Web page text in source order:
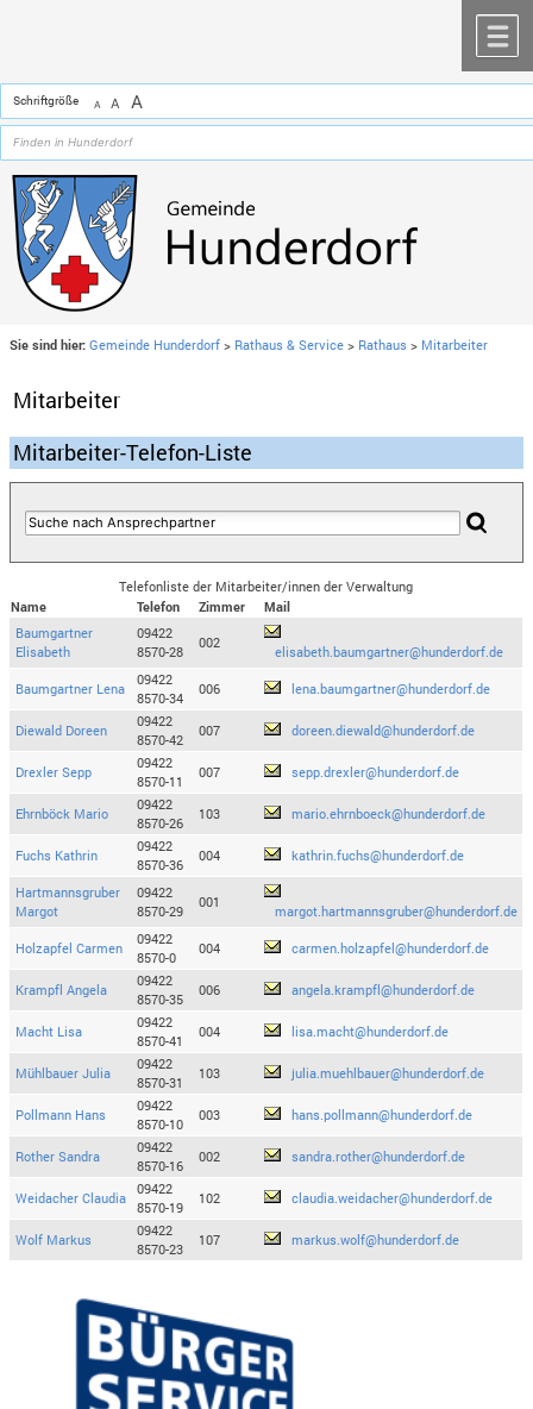
Schriftgröße A A A
Sie sind hier: Gemeinde Hunderdorf > Rathaus & Service > Rathaus > Mitarbeiter
Mitarbeiter
Mitarbeiter-Telefon-Liste
Telefonliste der Mitarbeiter/innen der Verwaltung
Name
Telefon Zimmer
Mail
Baumgartner
Elisabeth
09422
8570-28
002
elisabeth.baumgartner@hunderdorf.de
Baumgartner Lena
09422
8570-34
006 lena.baumgartner@hunderdorf.de
Diewald Doreen
09422
8570-42
007 doreen.diewald@hunderdorf.de
Drexler Sepp
09422
8570-11
007 sepp.drexler@hunderdorf.de
Ehrnböck Mario
09422
8570-26
103 mario.ehrnboeck@hunderdorf.de
Fuchs Kathrin
09422
8570-36
004 kathrin.fuchs@hunderdorf.de
Hartmannsgruber
Margot
09422
8570-29
001
margot.hartmannsgruber@hunderdorf.de
Holzapfel Carmen
09422
8570-0
004 carmen.holzapfel@hunderdorf.de
Krampfl Angela
09422
8570-35
006 angela.krampfl@hunderdorf.de
Macht Lisa
09422
8570-41
004 lisa.macht@hunderdorf.de
Mühlbauer Julia
09422
8570-31
103 julia.muehlbauer@hunderdorf.de
Pollmann Hans
09422
8570-10
003 hans.pollmann@hunderdorf.de
Rother Sandra
09422
8570-16
002 sandra.rother@hunderdorf.de
Weidacher Claudia
09422
8570-19
102 claudia.weidacher@hunderdorf.de
Wolf Markus
09422
8570-23
107 markus.wolf@hunderdorf.de